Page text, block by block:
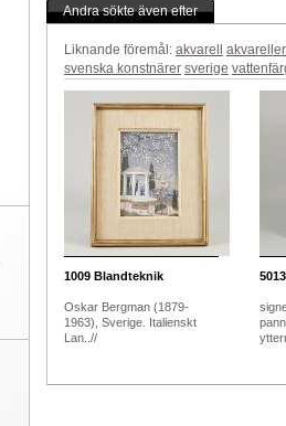
Andra sökte även efter
Liknande föremål: akvarell
akvareller
svenska konstnärer sverige
1009 Blandteknik
Oskar Bergman (1879-
1963), Sverige. Italienskt
Lan..//
5013